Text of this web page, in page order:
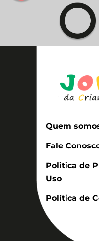
Quem
Fale
Politica de
Uso
Política de